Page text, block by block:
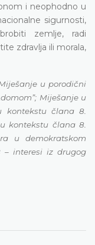
i neophodno u
sigurnosti,
zemlje, radi
zdravlja ili morala,
u porodični
Miješanje u
kontekstu člana 8.
kontekstu člana 8.
u demokratskom
– interesi iz drugog